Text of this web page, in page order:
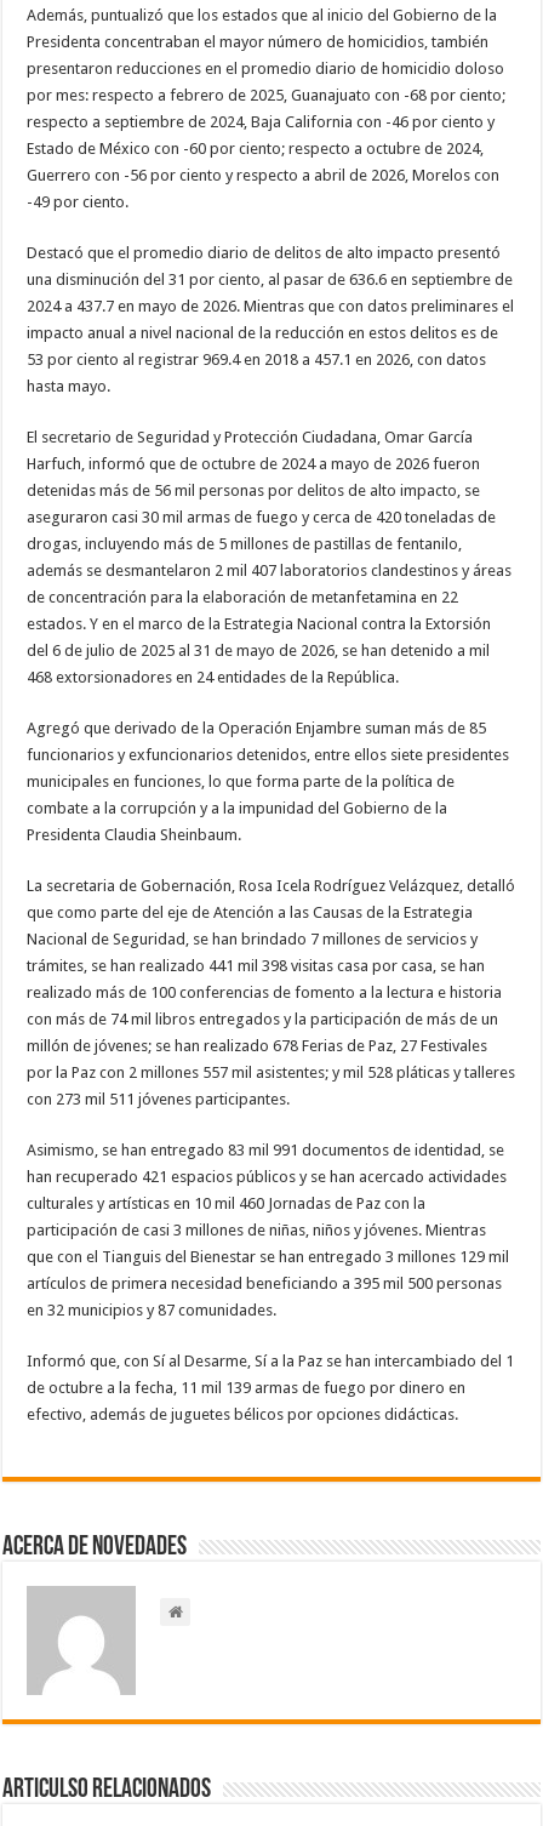
Además, puntualizó que los estados que al inicio del Gobierno de la
Presidenta concentraban el mayor número de homicidios, también
presentaron reducciones en el promedio diario de homicidio doloso
por mes: respecto a febrero de 2025, Guanajuato con -68 por ciento;
respecto a septiembre de 2024, Baja California con -46 por ciento y
Estado de México con -60 por ciento; respecto a octubre de 2024,
Guerrero con -56 por ciento y respecto a abril de 2026, Morelos con
-49 por ciento.
Destacó que el promedio diario de delitos de alto impacto presentó
una disminución del 31 por ciento, al pasar de 636.6 en septiembre de
2024 a 437.7 en mayo de 2026. Mientras que con datos preliminares el
impacto anual a nivel nacional de la reducción en estos delitos es de
53 por ciento al registrar 969.4 en 2018 a 457.1 en 2026, con datos
hasta mayo.
El secretario de Seguridad y Protección Ciudadana, Omar García
Harfuch, informó que de octubre de 2024 a mayo de 2026 fueron
detenidas más de 56 mil personas por delitos de alto impacto, se
aseguraron casi 30 mil armas de fuego y cerca de 420 toneladas de
drogas, incluyendo más de 5 millones de pastillas de fentanilo,
además se desmantelaron 2 mil 407 laboratorios clandestinos y áreas
de concentración para la elaboración de metanfetamina en 22
estados. Y en el marco de la Estrategia Nacional contra la Extorsión
del 6 de julio de 2025 al 31 de mayo de 2026, se han detenido a mil
468 extorsionadores en 24 entidades de la República.
Agregó que derivado de la Operación Enjambre suman más de 85
funcionarios y exfuncionarios detenidos, entre ellos siete presidentes
municipales en funciones, lo que forma parte de la política de
combate a la corrupción y a la impunidad del Gobierno de la
Presidenta Claudia Sheinbaum.
La secretaria de Gobernación, Rosa Icela Rodríguez Velázquez, detalló
que como parte del eje de Atención a las Causas de la Estrategia
Nacional de Seguridad, se han brindado 7 millones de servicios y
trámites, se han realizado 441 mil 398 visitas casa por casa, se han
realizado más de 100 conferencias de fomento a la lectura e historia
con más de 74 mil libros entregados y la participación de más de un
millón de jóvenes; se han realizado 678 Ferias de Paz, 27 Festivales
por la Paz con 2 millones 557 mil asistentes; y mil 528 pláticas y talleres
con 273 mil 511 jóvenes participantes.
Asimismo, se han entregado 83 mil 991 documentos de identidad, se
han recuperado 421 espacios públicos y se han acercado actividades
culturales y artísticas en 10 mil 460 Jornadas de Paz con la
participación de casi 3 millones de niñas, niños y jóvenes. Mientras
que con el Tianguis del Bienestar se han entregado 3 millones 129 mil
artículos de primera necesidad beneficiando a 395 mil 500 personas
en 32 municipios y 87 comunidades.
Informó que, con Sí al Desarme, Sí a la Paz se han intercambiado del 1
de octubre a la fecha, 11 mil 139 armas de fuego por dinero en
efectivo, además de juguetes bélicos por opciones didácticas.
Acerca de NOVEDADES
Articulso Relacionados